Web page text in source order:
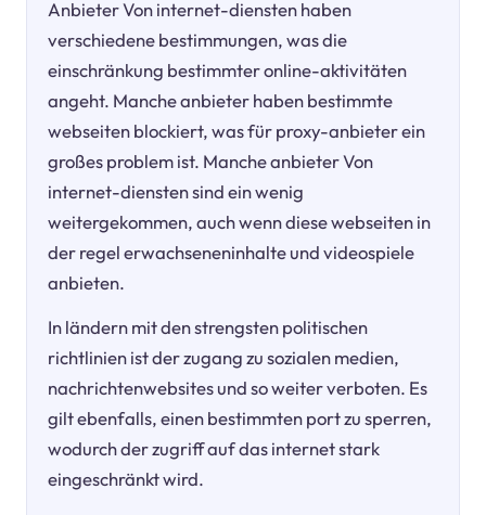
Anbieter Von internet-diensten haben
verschiedene bestimmungen, was die
einschränkung bestimmter online-aktivitäten
angeht. Manche anbieter haben bestimmte
webseiten blockiert, was für proxy-anbieter ein
großes problem ist. Manche anbieter Von
internet-diensten sind ein wenig
weitergekommen, auch wenn diese webseiten in
der regel erwachseneninhalte und videospiele
anbieten.
In ländern mit den strengsten politischen
richtlinien ist der zugang zu sozialen medien,
nachrichtenwebsites und so weiter verboten. Es
gilt ebenfalls, einen bestimmten port zu sperren,
wodurch der zugriff auf das internet stark
eingeschränkt wird.